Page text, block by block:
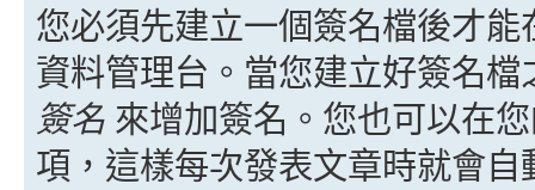
您必須先建立一個簽名檔後才
資料管理台。當您建立好簽名
簽名 來增加簽名。您也可以在
項，這樣每次發表文章時就會自